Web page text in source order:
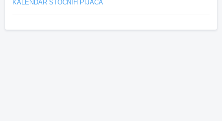
KALENDAR STOČNIH PIJACA